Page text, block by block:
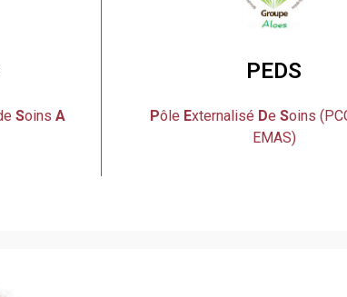
Soins A
PEDS
Pôle Externalisé De Soins
EMAS)